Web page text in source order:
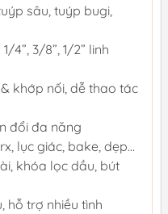
sâu, tuýp bugi,
4”, 3/8”, 1/2” linh
khớp nối, dễ thao tác
đổi đa năng
lục giác, bake, dẹp…
khóa lọc dầu, bút
hỗ trợ nhiều tình